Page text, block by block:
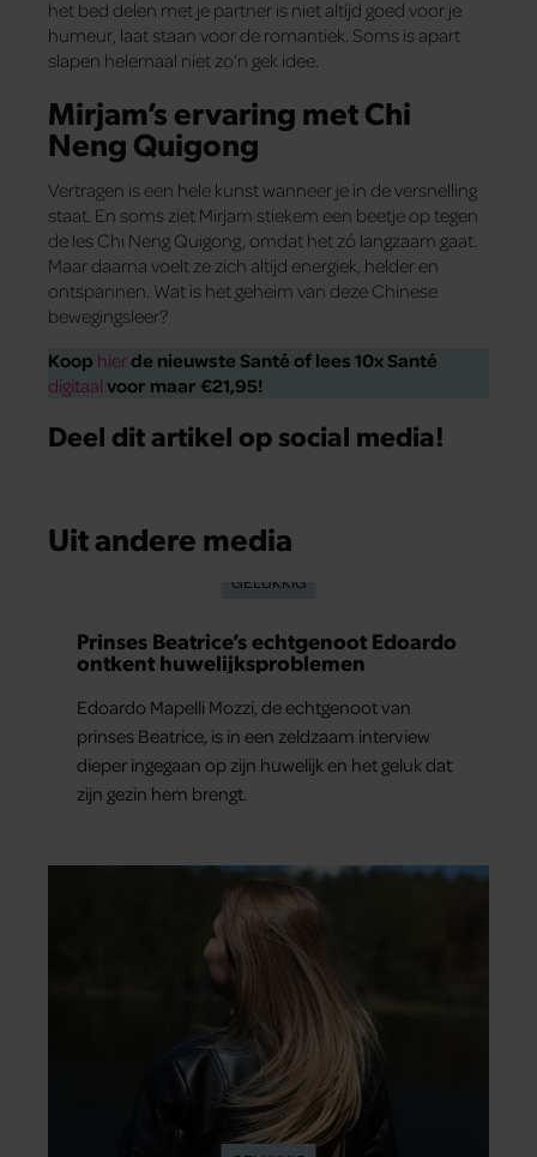
het bed delen met je partner is niet altijd goed voor je
humeur, laat staan voor de romantiek. Soms is apart
slapen helemaal niet zo’n gek idee.
Mirjam’s ervaring met Chi
Neng Quigong
Vertragen is een hele kunst wanneer je in de versnelling
staat. En soms ziet Mirjam stiekem een beetje op tegen
de les Chi Neng Quigong, omdat het zó langzaam gaat.
Maar daarna voelt ze zich altijd energiek, helder en
ontspannen. Wat is het geheim van deze Chinese
bewegingsleer?
Koop hierde nieuwste Santé of lees 10x Santé
digitaal voor maar €21,95!
Deel dit artikel op social media!
Uit andere media
GELUKKIG
Prinses Beatrice’s echtgenoot Edoardo
ontkent huwelijksproblemen
Edoardo Mapelli Mozzi, de echtgenoot van
prinses Beatrice, is in een zeldzaam interview
dieper ingegaan op zijn huwelijk en het geluk dat
zijn gezin hem brengt.